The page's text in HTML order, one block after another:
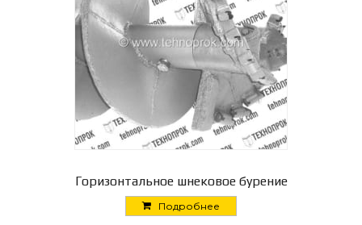
Горизонтальное шнековое бурение
Подробнее